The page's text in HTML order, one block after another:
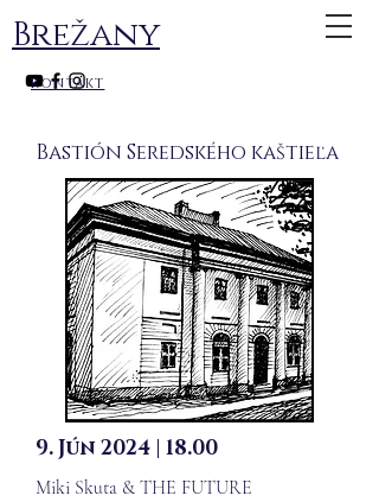
kontakt
Brežany
Bastión Seredského kaštieľa
9. Jún 2024 | 18.00
Miki Skuta & THE FUTURE